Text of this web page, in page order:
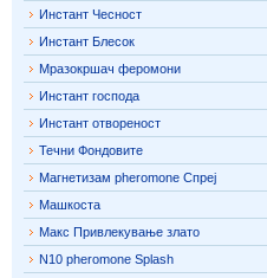
Инстант Чесност
Инстант Блесок
Мразокршач феромони
Инстант господа
Инстант отвореност
Течни Фондовите
Магнетизам pheromone Спреј
Машкоста
Макс Привлекување злато
N10 pheromone Splash